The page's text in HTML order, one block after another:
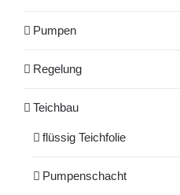
Pumpen
Regelung
Teichbau
flüssig Teichfolie
Pumpenschacht